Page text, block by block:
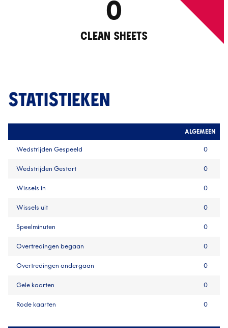
0
CLEAN SHEETS
STATISTIEKEN
ALGEMEEN
Wedstrijden Gespeeld 0
Wedstrijden Gestart 0
Wissels in 0
Wissels uit 0
Speelminuten 0
Overtredingen begaan 0
Overtredingen ondergaan 0
Gele kaarten 0
Rode kaarten 0